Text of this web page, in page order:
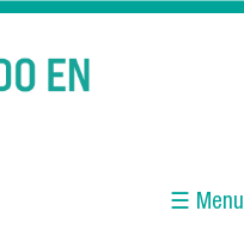
☰ Menu